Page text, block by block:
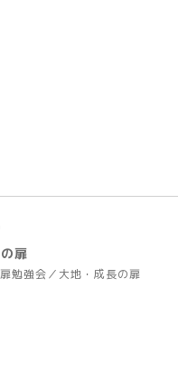
扉
勉強会／大地・成長の扉